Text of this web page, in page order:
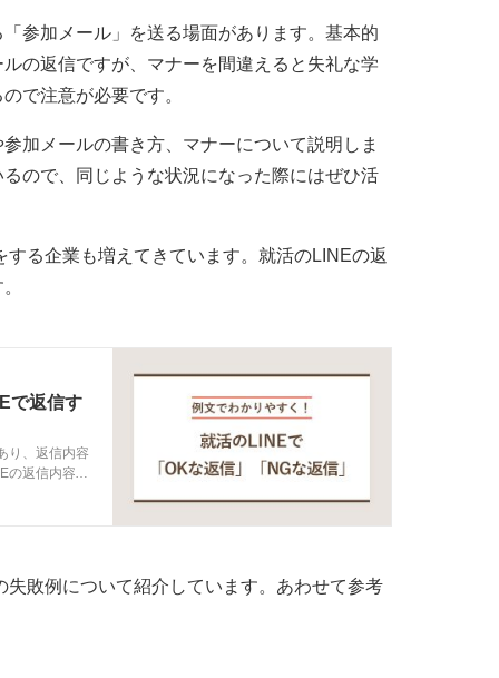
参加メール」を送る場面があります。基本的
の返信ですが、マナーを間違えると失礼な学
で注意が必要です。
加メールの書き方、マナーについて説明しま
ので、同じような状況になった際にはぜひ活
る企業も増えてきています。就活のLINEの返
で返信す
り、返信内容
の返信内容に
敗例について紹介しています。あわせて参考